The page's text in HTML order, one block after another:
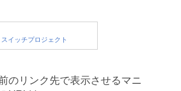
のリンク先で表示させるマニ